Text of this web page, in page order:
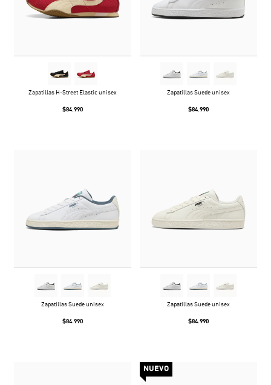
Zapatillas H-Street Elastic unisex
$84.990
Zapatillas Suede unisex
$84.990
Zapatillas Suede unisex
$84.990
Zapatillas Suede unisex
$84.990
NUEVO